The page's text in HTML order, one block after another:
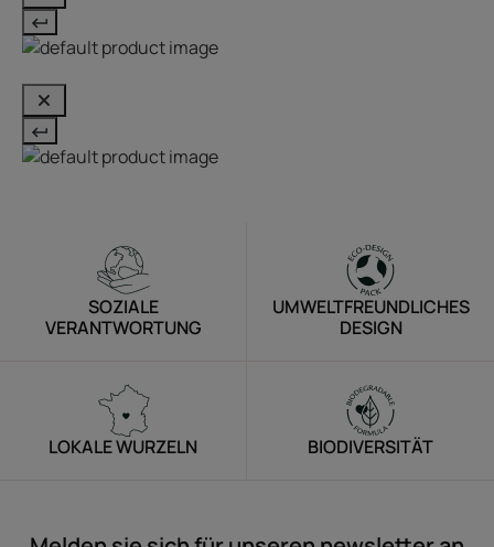
SOZIALE
VERANTWORTUNG
UMWELTFREUNDLICHES
DESIGN
LOKALE WURZELN BIODIVERSITÄT